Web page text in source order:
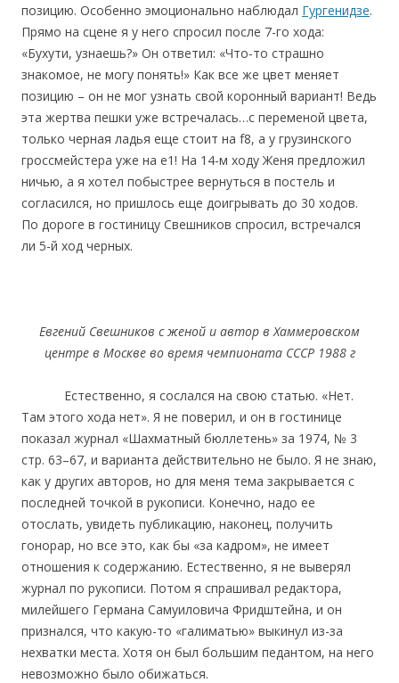
позицию. Особенно эмоционально наблюдал Гургенидзе.
Прямо на сцене я у него спросил после 7-го хода:
«Бухути, узнаешь?» Он ответил: «Что-то страшно
знакомое, не могу понять!» Как все же цвет меняет
позицию – он не мог узнать свой коронный вариант! Ведь
эта жертва пешки уже встречалась…с переменой цвета,
только черная ладья еще стоит на f8, а у грузинского
гроссмейстера уже на е1! На 14-м ходу Женя предложил
ничью, а я хотел побыстрее вернуться в постель и
согласился, но пришлось еще доигрывать до 30 ходов.
По дороге в гостиницу Свешников спросил, встречался
ли 5-й ход черных.
Евгений Свешников с женой и автор в Хаммеровском
центре в Москве во время чемпионата СССР 1988 г
Естественно, я сослался на свою статью. «Нет.
Там этого хода нет». Я не поверил, и он в гостинице
показал журнал «Шахматный бюллетень» за 1974, № 3
стр. 63–67, и варианта действительно не было. Я не знаю,
как у других авторов, но для меня тема закрывается с
последней точкой в рукописи. Конечно, надо ее
отослать, увидеть публикацию, наконец, получить
гонорар, но все это, как бы «за кадром», не имеет
отношения к содержанию. Естественно, я не выверял
журнал по рукописи. Потом я спрашивал редактора,
милейшего Германа Самуиловича Фридштейна, и он
признался, что какую-то «галиматью» выкинул из-за
нехватки места. Хотя он был большим педантом, на него
невозможно было обижаться.